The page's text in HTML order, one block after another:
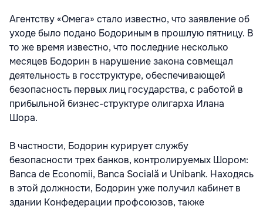
Агентству «Омега» стало известно, что заявление об
уходе было подано Бодориным в прошлую пятницу. В
то же время известно, что последние несколько
месяцев Бодорин в нарушение закона совмещал
деятельность в госструктуре, обеспечивающей
безопасность первых лиц государства, с работой в
прибыльной бизнес-структуре олигарха Илана
Шора.
В частности, Бодорин курирует службу
безопасности трех банков, контролируемых Шором:
Banca de Economii, Banca Socială и Unibank. Находясь
в этой должности, Бодорин уже получил кабинет в
здании Конфедерации профсоюзов, также